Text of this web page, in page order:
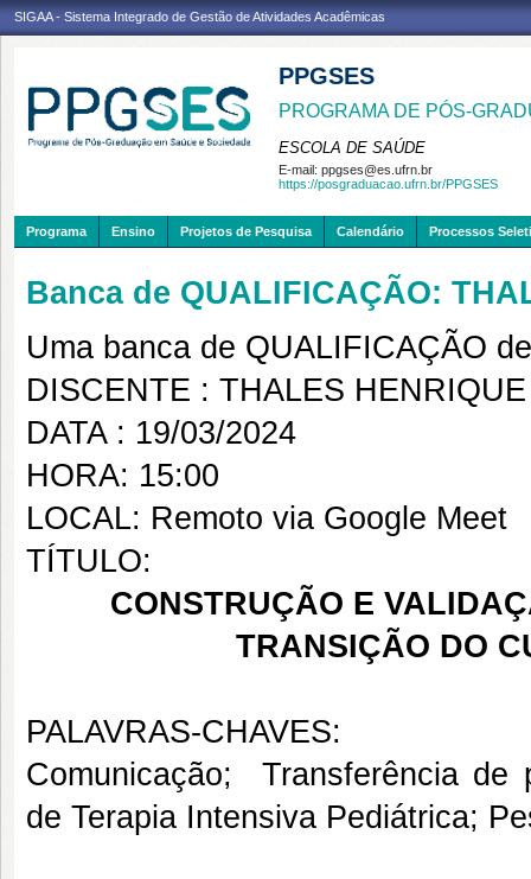
SIGAA - Sistema Integrado de Gestão de Atividades Acadêmicas
PPGSES
PROGRAMA DE PÓS-
ESCOLA DE SAÚDE
E-mail: ppgses@es.ufrn.br
https://posgraduacao.ufrn.br/PPGSES
Programa Ensino Projetos de Pesquisa Calendário Processos
Banca de QUALIFICAÇÃO:
Uma banca de QUALIFICAÇÃO
DISCENTE : THALES
DATA : 19/03/2024
HORA: 15:00
LOCAL: Remoto via Google Meet
TÍTULO:
CONSTRUÇÃO E
TRANSIÇÃO DO
PALAVRAS-CHAVES:
Comunicação; Transferência de
de Terapia Intensiva Pediátrica;